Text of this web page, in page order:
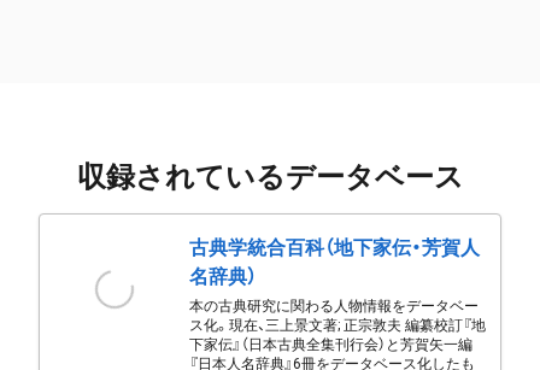
収録されているデータベース
古典学統合百科（地下家伝・芳賀人
名辞典）
本の古典研究に関わる人物情報をデータベー
ス化。現在、三上景文著; 正宗敦夫 編纂校訂『地
下家伝』（日本古典全集刊行会）と芳賀矢一編
『日本人名辞典』6冊をデータベース化したも